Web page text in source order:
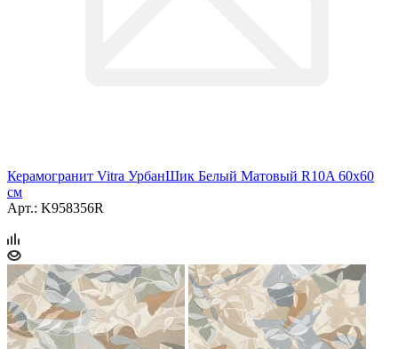
Керамогранит Vitra УрбанШик Белый Матовый R10A 60x60
см
Арт.: K958356R